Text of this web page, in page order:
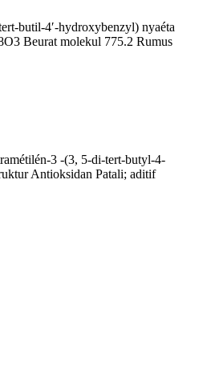
butil-4′-hydroxybenzyl) nyaéta
Beurat molekul 775.2 Rumus
3 -(3, 5-di-tert-butyl-4-
Antioksidan Patali; aditif